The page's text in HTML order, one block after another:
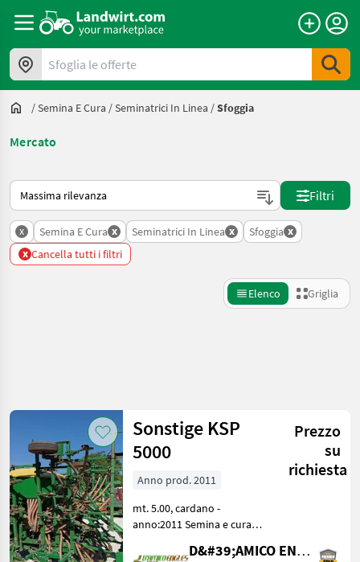
Sfoglia le offerte
/Semina E Cura /Seminatrici In Linea /Sfoggia
Mercato
Ecco come viene ordinato su Landwirt.com
Filtri
x Semina E Cura x Seminatrici In Linea x Sfoggia x
x Cancella tutti i filtri
Elenco Griglia
Categoria 4 Paese
PERCORSO
ATTUALE
Settore
agricolo
Reimposta
Mostra
1
risultati
Sonstige KSP
5000
Prezzo
su
richiesta
Anno prod. 2011
mt. 5.00, cardano -
anno:2011 Semina e cura
D&#39;AMICO ENGLES SRL